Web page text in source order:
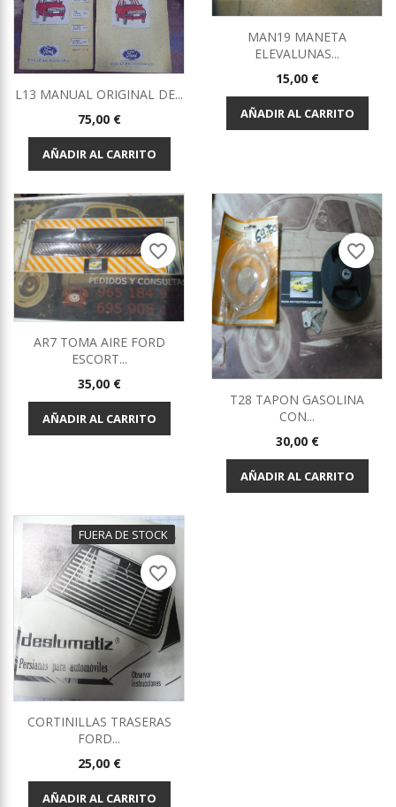
L13 MANUAL ORIGINAL DE...
Precio
75,00 €
AÑADIR AL CARRITO
MAN19 MANETA
ELEVALUNAS...
Precio
15,00 €
AÑADIR AL CARRITO
AR7 TOMA AIRE FORD
ESCORT...
Precio
35,00 €
AÑADIR AL CARRITO
favorite_border
T28 TAPON GASOLINA
CON...
Precio
30,00 €
AÑADIR AL CARRITO
favorite_border
FUERA DE STOCK
CORTINILLAS TRASERAS
FORD...
Precio
25,00 €
AÑADIR AL CARRITO
favorite_border